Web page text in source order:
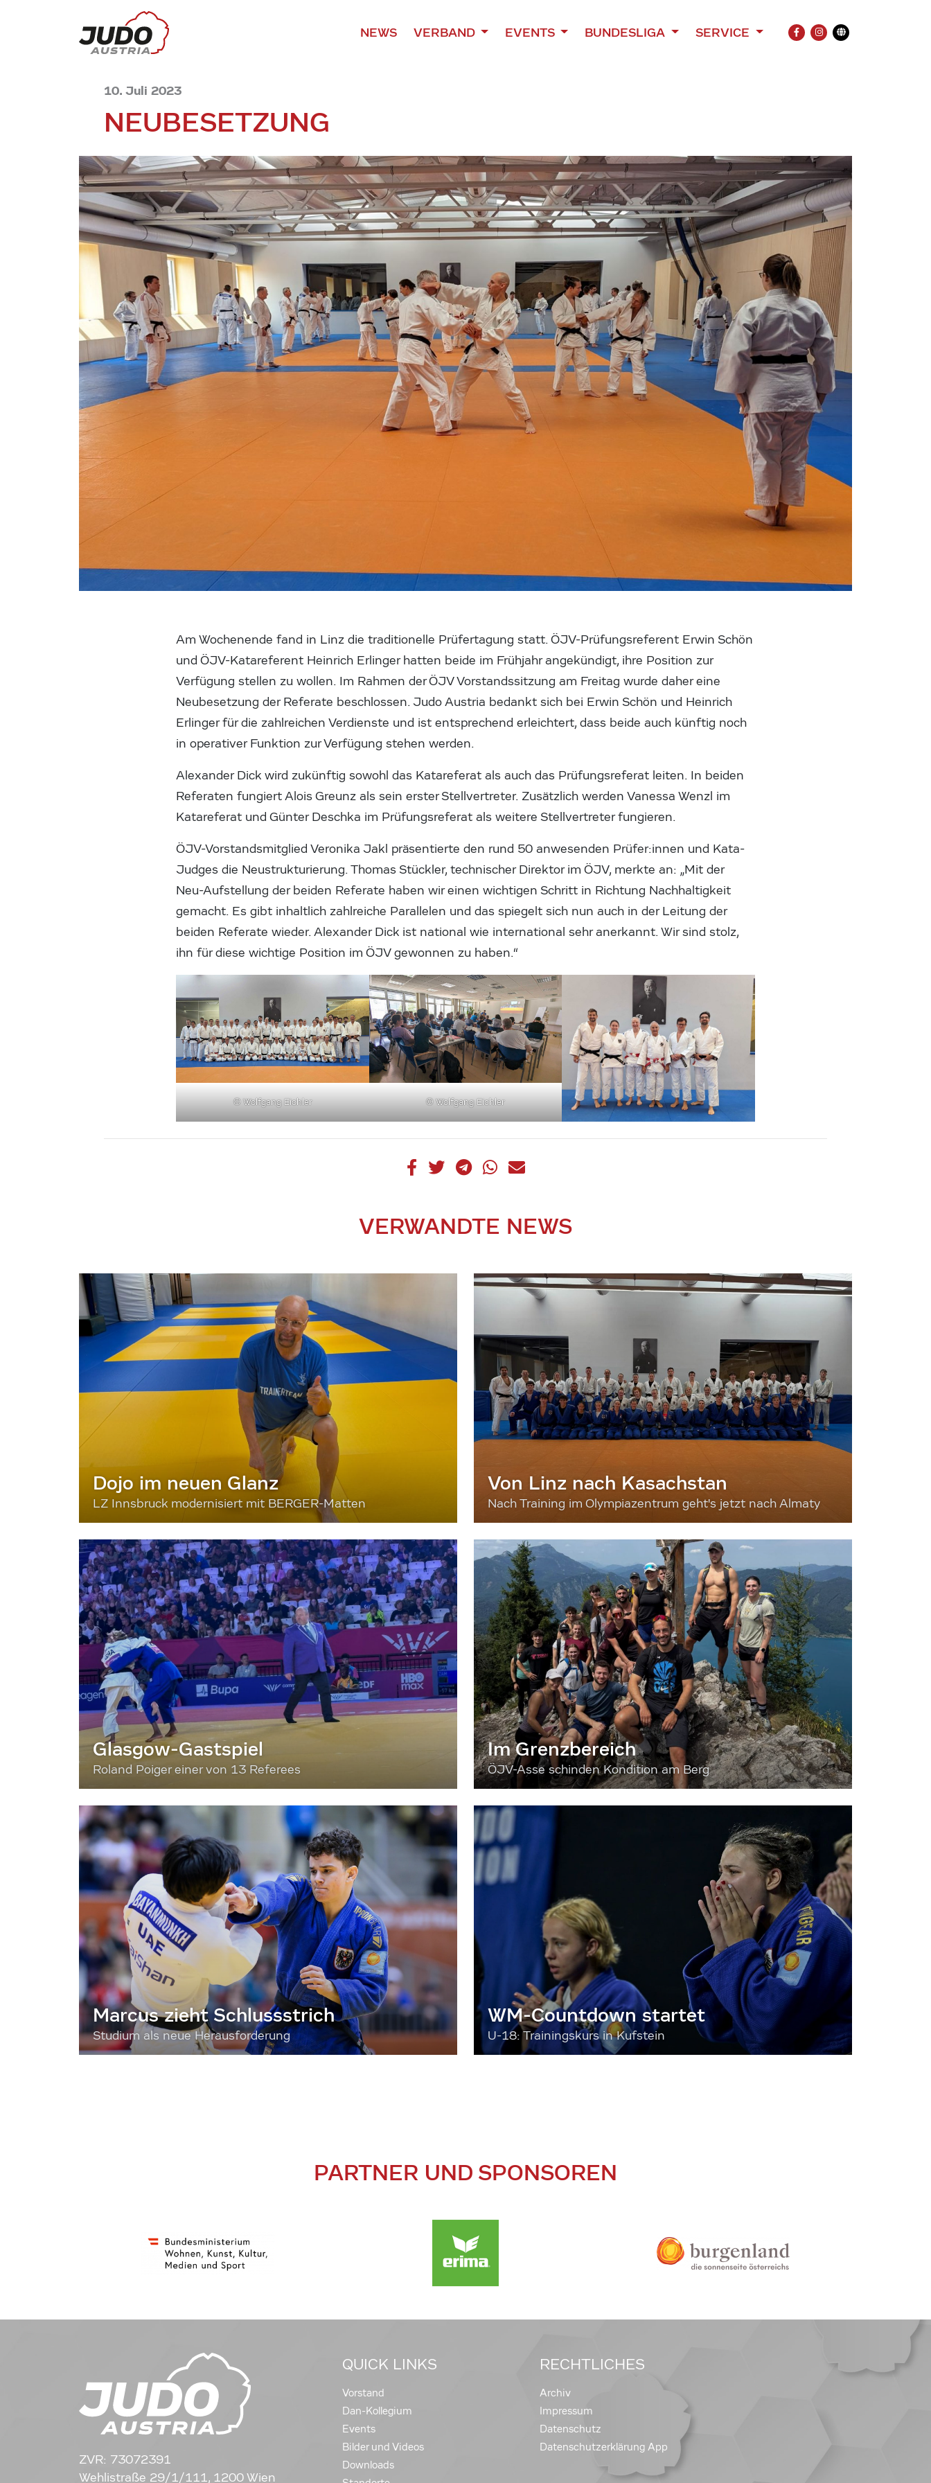
NEWS VERBAND EVENTS BUNDESLIGA SERVICE
FACEBOOK
INSTAGRAM
Übersetzung
10. Juli 2023
NEUBESETZUNG
Am Wochenende fand in Linz die traditionelle Prüfertagung statt. ÖJV-Prüfungsreferent Erwin Schön
und ÖJV-Katareferent Heinrich Erlinger hatten beide im Frühjahr angekündigt, ihre Position zur
Verfügung stellen zu wollen. Im Rahmen der ÖJV Vorstandssitzung am Freitag wurde daher eine
Neubesetzung der Referate beschlossen. Judo Austria bedankt sich bei Erwin Schön und Heinrich
Erlinger für die zahlreichen Verdienste und ist entsprechend erleichtert, dass beide auch künftig noch
in operativer Funktion zur Verfügung stehen werden.
Alexander Dick wird zukünftig sowohl das Katareferat als auch das Prüfungsreferat leiten. In beiden
Referaten fungiert Alois Greunz als sein erster Stellvertreter. Zusätzlich werden Vanessa Wenzl im
Katareferat und Günter Deschka im Prüfungsreferat als weitere Stellvertreter fungieren.
ÖJV-Vorstandsmitglied Veronika Jakl präsentierte den rund 50 anwesenden Prüfer:innen und Kata-
Judges die Neustrukturierung. Thomas Stückler, technischer Direktor im ÖJV, merkte an: „Mit der
Neu-Aufstellung der beiden Referate haben wir einen wichtigen Schritt in Richtung Nachhaltigkeit
gemacht. Es gibt inhaltlich zahlreiche Parallelen und das spiegelt sich nun auch in der Leitung der
beiden Referate wieder. Alexander Dick ist national wie international sehr anerkannt. Wir sind stolz,
ihn für diese wichtige Position im ÖJV gewonnen zu haben.“
© Wolfgang Eichler © Wolfgang Eichler
VERWANDTE NEWS
Dojo im neuen Glanz
LZ Innsbruck modernisiert mit BERGER-Matten
Von Linz nach Kasachstan
Nach Training im Olympiazentrum geht's jetzt nach Almaty
Glasgow-Gastspiel
Roland Poiger einer von 13 Referees
Im Grenzbereich
ÖJV-Asse schinden Kondition am Berg
Marcus zieht Schlussstrich
Studium als neue Herausforderung
WM-Countdown startet
U-18: Trainingskurs in Kufstein
PARTNER UND SPONSOREN
ZVR: 73072391
Wehlistraße 29/1/111, 1200 Wien
QUICK LINKS
Vorstand
Dan-Kollegium
Events
Bilder und Videos
Downloads
RECHTLICHES
Archiv
Impressum
Datenschutz
Datenschutzerklärung App